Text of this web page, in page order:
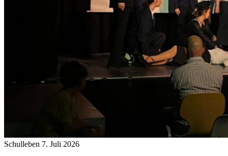
Schulleben 7. Juli 2026